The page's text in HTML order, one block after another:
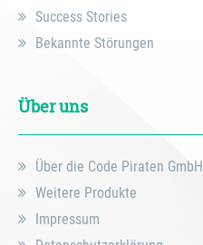
Success Stories
Bekannte Störungen
Über uns
Über die Code Piraten GmbH
Weitere Produkte
Impressum